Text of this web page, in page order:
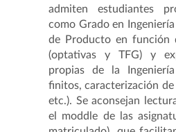
admiten estudiantes
como Grado en
de Producto en función
(optativas y TFG) y
propias de la
finitos, caracterización
etc.). Se aconsejan
el moddle de las